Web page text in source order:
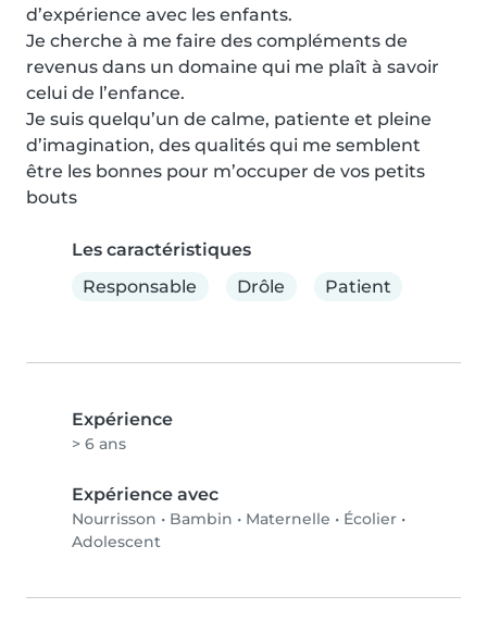
d’expérience avec les enfants.
Je cherche à me faire des compléments de
revenus dans un domaine qui me plaît à savoir
celui de l’enfance.
Je suis quelqu’un de calme, patiente et pleine
d’imagination, des qualités qui me semblent
être les bonnes pour m’occuper de vos petits
bouts
Les caractéristiques
Responsable
Drôle Patient
Expérience
> 6 ans
Expérience avec
Nourrisson • Bambin • Maternelle • Écolier •
Adolescent